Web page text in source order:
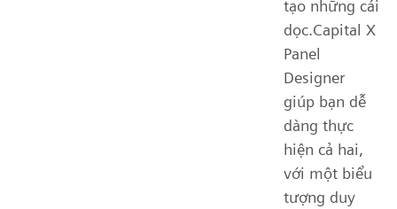
tạo những cái
dọc.Capital X
Panel
Designer
giúp bạn dễ
dàng thực
hiện cả hai,
với một biểu
tượng duy